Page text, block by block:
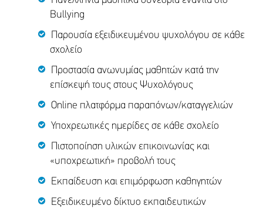
Bullying
Παρουσία εξειδικευμένου ψυχολόγου σε κάθε
σχολείο
Προστασία ανωνυμίας μαθητών κατά την
επίσκεψή τους στους Ψυχολόγους
Online πλατφόρμα παραπόνων/καταγγελιών
Υποχρεωτικές ημερίδες σε κάθε σχολείο
Πιστοποίηση υλικών επικοινωνίας και
«υποχρεωτική» προβολή τους
Εκπαίδευση και επιμόρφωση καθηγητών
Εξειδικευμένο δίκτυο εκπαιδευτικών